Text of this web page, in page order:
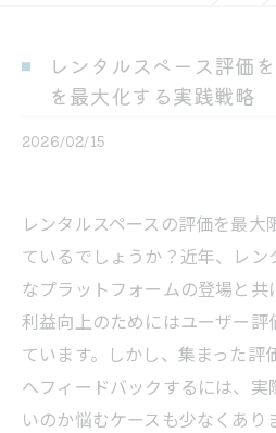
レンタルスペース評価
を最大化する実践戦略
2026/02/15
レンタルスペースの評価を最
ているでしょうか？近年、レン
なプラットフォームの登場と
利益向上のためにはユーザー評
ています。しかし、集まった評
へフィードバックするには、
いのか悩むケースも少なくあ